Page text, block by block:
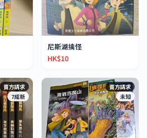
尼斯湖擒怪
HK$10
賣方請求
7成新
賣方請求
未知